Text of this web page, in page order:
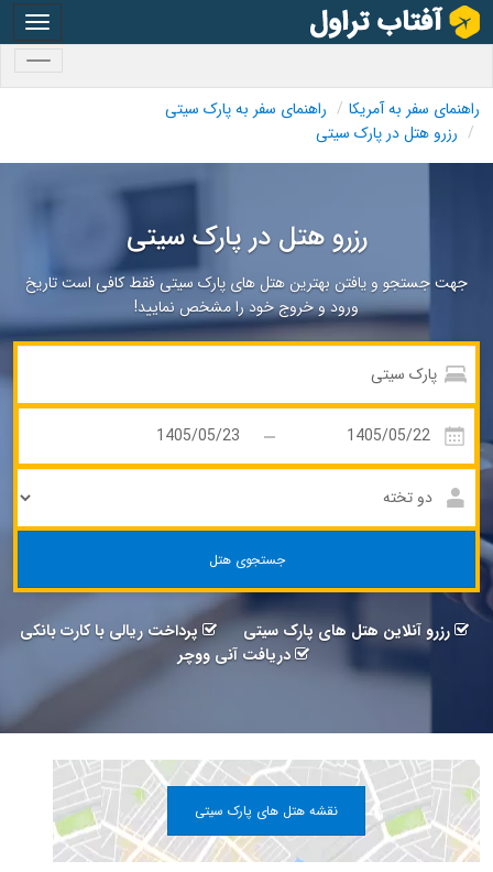
راهنمای سفر به آمریکا
راهنمای سفر به پارک سیتی
رزرو هتل در پارک سیتی
رزرو هتل در پارک سیتی
جهت جستجو و یافتن بهترین هتل های پارک سیتی فقط کافی است تاریخ
ورود و خروج خود را مشخص نمایید!
جستجوی هتل
رزرو آنلاین هتل های پارک سیتی
پرداخت ریالی با کارت بانکی
دریافت آنی ووچر
نقشه هتل های پارک سیتی